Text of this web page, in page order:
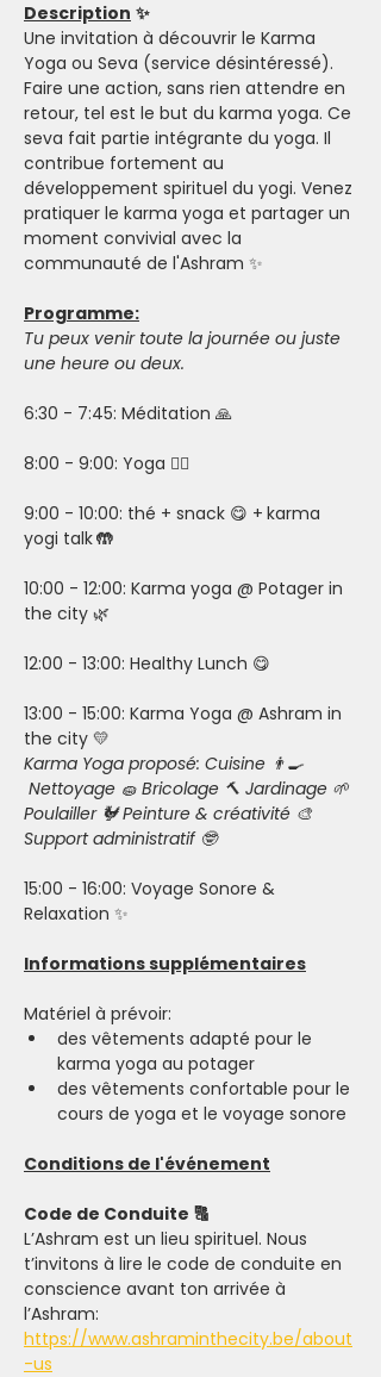
Description ✨
Une invitation à découvrir le Karma
Yoga ou Seva (service désintéressé).
Faire une action, sans rien attendre en
retour, tel est le but du karma yoga. Ce
seva fait partie intégrante du yoga. Il
contribue fortement au
développement spirituel du yogi. Venez
pratiquer le karma yoga et partager un
moment convivial avec la
communauté de l'Ashram ✨
Programme:
Tu peux venir toute la journée ou juste
une heure ou deux.
6:30 - 7:45: Méditation 🙏
8:00 - 9:00: Yoga 🧘‍♀️
9:00 - 10:00: thé + snack 😋 + karma
yogi talk 🤲
10:00 - 12:00: Karma yoga @ Potager in
the city 🌿
12:00 - 13:00: Healthy Lunch 😋
13:00 - 15:00: Karma Yoga @ Ashram in
the city 💛
Karma Yoga proposé: Cuisine 👨‍🍳
Nettoyage 🧽 Bricolage 🔨 Jardinage 🌱
Poulailler 🐓 Peinture & créativité 🎨
Support administratif 🤓
15:00 - 16:00: Voyage Sonore &
Relaxation ✨
Informations supplémentaires
Matériel à prévoir:
des vêtements adapté pour le
karma yoga au potager
des vêtements confortable pour le
cours de yoga et le voyage sonore
Conditions de l'événement
Code de Conduite 🔠
L’Ashram est un lieu spirituel. Nous
t’invitons à lire le code de conduite en
conscience avant ton arrivée à
l’Ashram:
https://www.ashraminthecity.be/about
-us